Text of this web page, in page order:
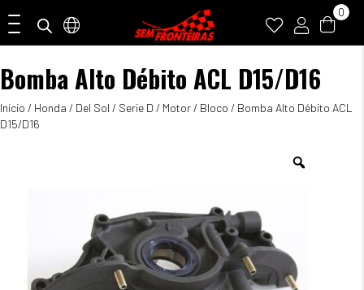
0
Bomba Alto Débito ACL D15/D16
Início / Honda / Del Sol / Serie D / Motor/ Bloco / Bomba Alto Débito ACL
D15/D16